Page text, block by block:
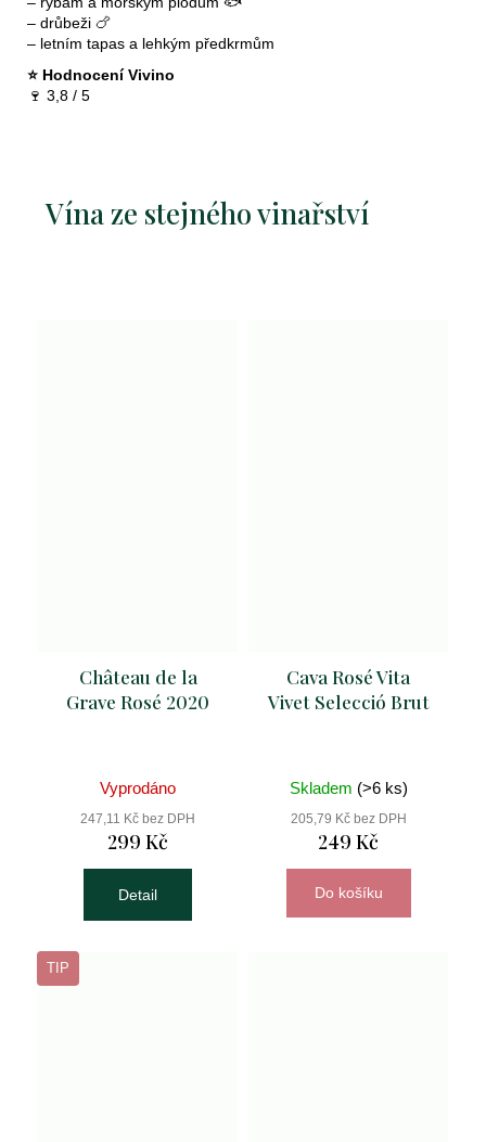
– drůbeži 🍗
– letním tapas a lehkým předkrmům
⭐ Hodnocení Vivino
🍷 3,8 / 5
Vína ze stejného vinařství
Château de la
Grave Rosé 2020
Vyprodáno
247,11 Kč bez DPH
299 Kč
Detail
Cava Rosé Vita
Vivet Selecció Brut
Skladem (>6 ks)
205,79 Kč bez DPH
249 Kč
Do košíku
TIP